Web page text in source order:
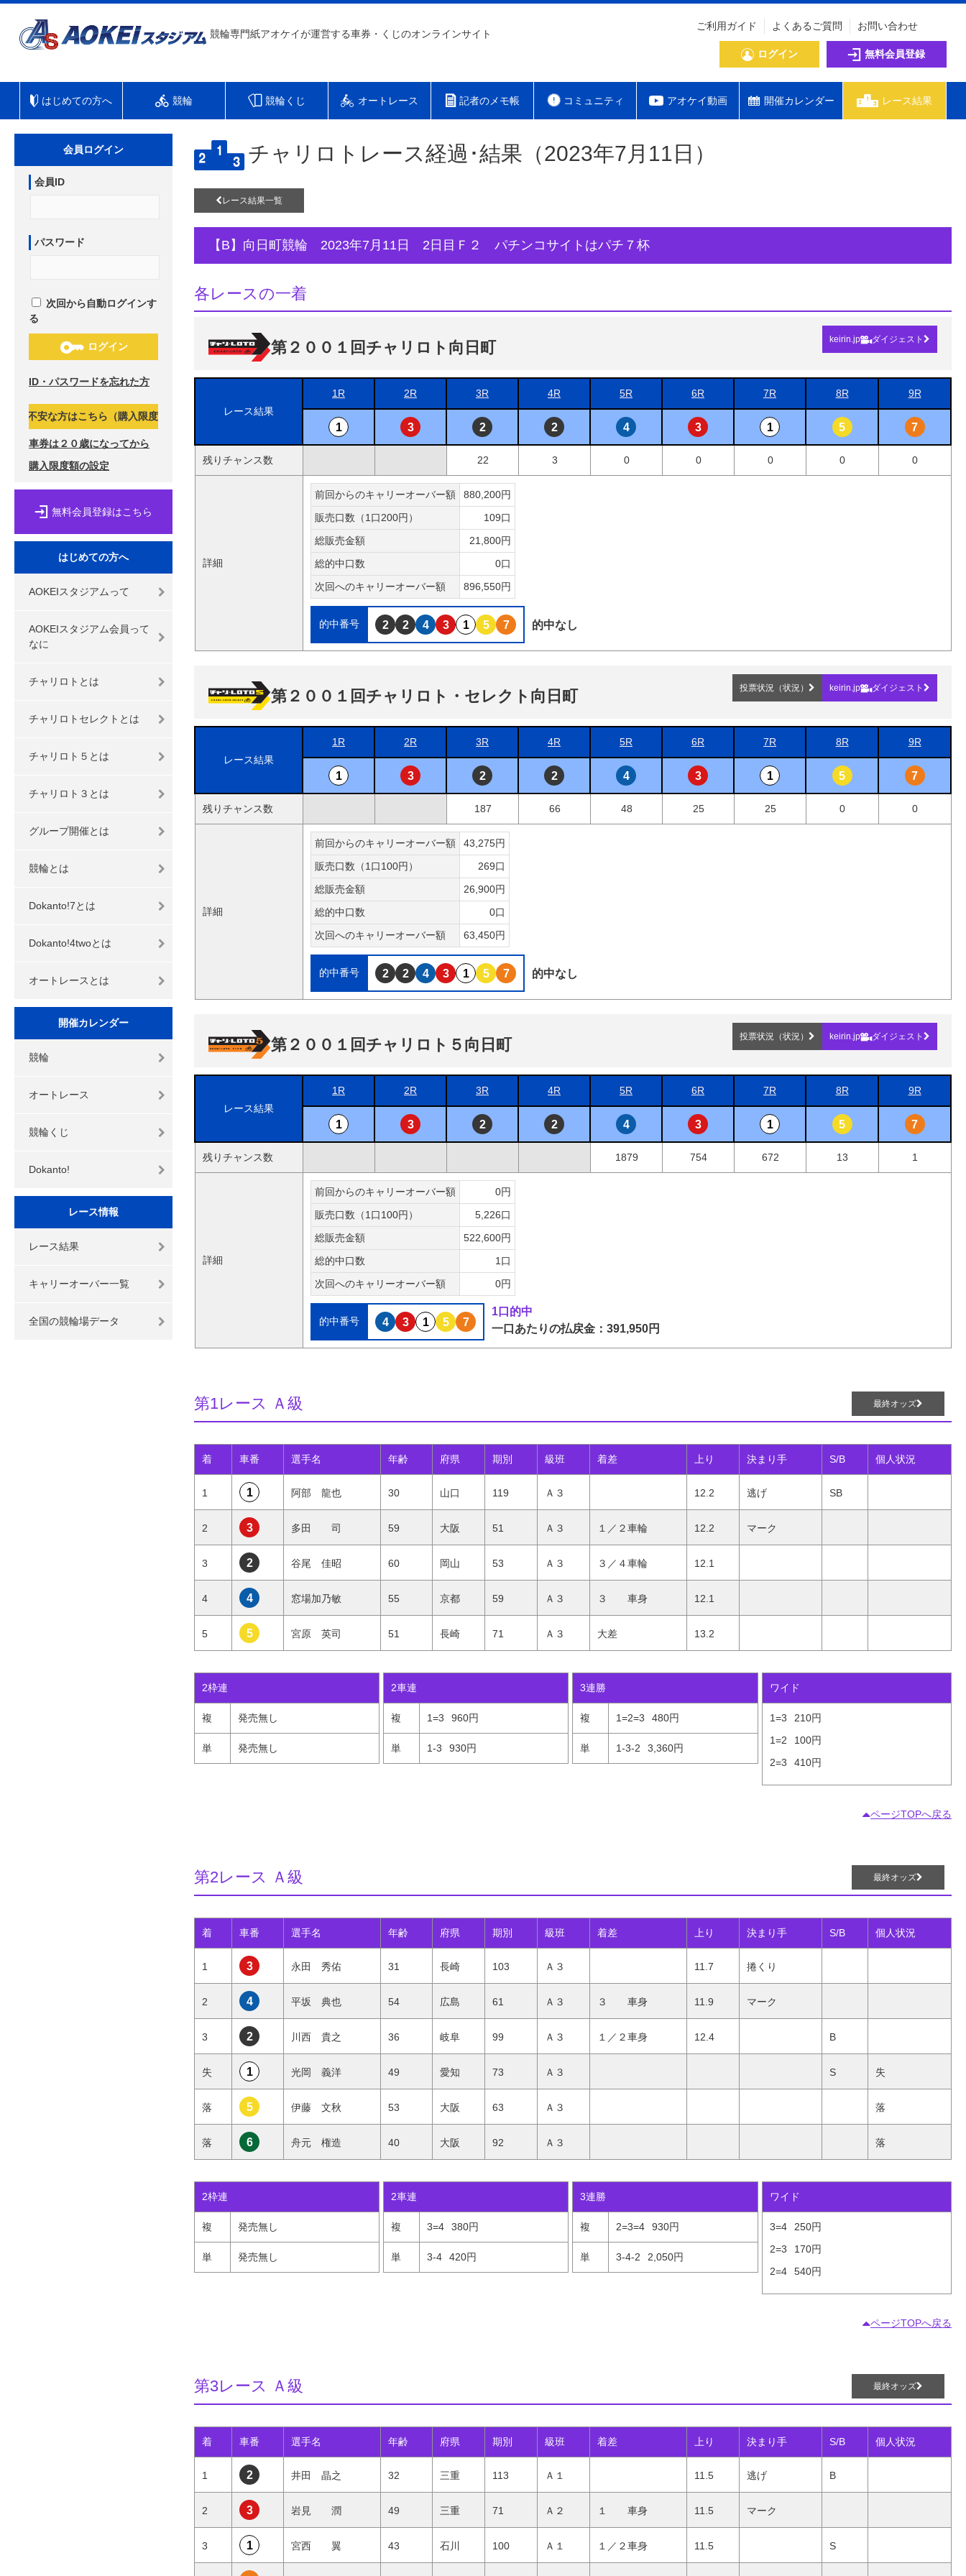
競輪専門紙アオケイが運営する車券・くじのオンラインサイト
ご利用ガイド よくあるご質問 お問い合わせ
ログイン 無料会員登録
はじめての方へ 競輪 競輪くじ オートレース 記者のメモ帳 コミュニティ アオケイ動画 開催カレンダー レース結果
会員ログイン
会員ID
パスワード
次回から自動ログインす
る
ログイン
ID・パスワードを忘れた方
方はこちら（購入限度額の設定）↓
車券は２０歳になってから
購入限度額の設定
無料会員登録はこちら
はじめての方へ
AOKEIスタジアムって
AOKEIスタジアム会員って
なに
チャリロトとは
チャリロトセレクトとは
チャリロト５とは
チャリロト３とは
グループ開催とは
競輪とは
Dokanto!7とは
Dokanto!4twoとは
オートレースとは
開催カレンダー
競輪
オートレース
競輪くじ
Dokanto!
レース情報
レース結果
キャリーオーバー一覧
全国の競輪場データ
チャリロトレース経過･結果（2023年7月11日）
レース結果一覧
【B】向日町競輪 2023年7月11日 2日目Ｆ２ パチンコサイトはパチ７杯
各レースの一着
第２００１回チャリロト向日町 keirin.jp ダイジェスト
レース結果
1R 2R 3R 4R 5R 6R 7R 8R 9R
1 3 2 2 4 3 1 5 7
残りチャンス数 22 3 0 0 0 0 0
詳細
前回からのキャリーオーバー額
880,200円
販売口数（1口200円）
109口
総販売金額
21,800円
総的中口数
0口
次回へのキャリーオーバー額
896,550円
的中番号 2 2 4 3 1 5 7 的中なし
第２００１回チャリロト・セレクト向日町 投票状況（状況） keirin.jp ダイジェスト
レース結果
1R 2R 3R 4R 5R 6R 7R 8R 9R
1 3 2 2 4 3 1 5 7
残りチャンス数 187 66 48 25 25 0 0
詳細
前回からのキャリーオーバー額
43,275円
販売口数（1口100円）
269口
総販売金額
26,900円
総的中口数
0口
次回へのキャリーオーバー額
63,450円
的中番号 2 2 4 3 1 5 7 的中なし
第２００１回チャリロト５向日町 投票状況（状況） keirin.jp ダイジェスト
レース結果
1R 2R 3R 4R 5R 6R 7R 8R 9R
1 3 2 2 4 3 1 5 7
残りチャンス数 1879 754 672 13 1
詳細
前回からのキャリーオーバー額
0円
販売口数（1口100円）
5,226口
総販売金額
522,600円
総的中口数
1口
次回へのキャリーオーバー額
0円
的中番号 4 3 1 5 7
1口的中
一口あたりの払戻金：391,950円
第1レース Ａ級 最終オッズ
着 車番 選手名 年齢 府県 期別 級班 着差 上り 決まり手 S/B 個人状況
1 1 阿部 龍也 30 山口 119 Ａ３ 12.2 逃げ SB
2 3 多田 司 59 大阪 51 Ａ３ １／２車輪 12.2 マーク
3 2 谷尾 佳昭 60 岡山 53 Ａ３ ３／４車輪 12.1
4 4 窓場加乃敏 55 京都 59 Ａ３ ３ 車身 12.1
5 5 宮原 英司 51 長崎 71 Ａ３ 大差 13.2
2枠連
複 発売無し
単 発売無し
2車連
複 1=3 960円
単 1-3 930円
3連勝
複 1=2=3 480円
単 1-3-2 3,360円
ワイド
1=3
210円
1=2
100円
2=3
410円
ページTOPへ戻る
第2レース Ａ級 最終オッズ
着 車番 選手名 年齢 府県 期別 級班 着差 上り 決まり手 S/B 個人状況
1 3 永田 秀佑 31 長崎 103 Ａ３ 11.7 捲くり
2 4 平坂 典也 54 広島 61 Ａ３ ３ 車身 11.9 マーク
3 2 川西 貴之 36 岐阜 99 Ａ３ １／２車身 12.4 B
失 1 光岡 義洋 49 愛知 73 Ａ３ S 失
落 5 伊藤 文秋 53 大阪 63 Ａ３ 落
落 6 舟元 権造 40 大阪 92 Ａ３ 落
2枠連
複 発売無し
単 発売無し
2車連
複 3=4 380円
単 3-4 420円
3連勝
複 2=3=4 930円
単 3-4-2 2,050円
ワイド
3=4
250円
2=3
170円
2=4
540円
ページTOPへ戻る
第3レース Ａ級 最終オッズ
着 車番 選手名 年齢 府県 期別 級班 着差 上り 決まり手 S/B 個人状況
1 2 井田 晶之 32 三重 113 Ａ１ 11.5 逃げ B
2 3 岩見 潤 49 三重 71 Ａ２ １ 車身 11.5 マーク
3 1 宮西 翼 43 石川 100 Ａ１ １／２車身 11.5 S